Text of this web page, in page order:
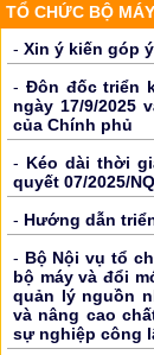
TỔ CHỨC BỘ MÁY
- Xin ý kiến góp
- Đôn đốc triển
ngày 17/9/2025
của Chính phủ
- Kéo dài thời
quyết 07/2025/
- Hướng dẫn
- Bộ Nội vụ tổ
bộ máy và đổi
quản lý nguồn
và nâng cao
sự nghiệp công